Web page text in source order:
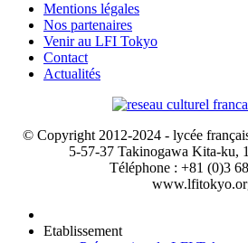
Mentions légales
Nos partenaires
Venir au LFI Tokyo
Contact
Actualités
© Copyright 2012-2024 - lycée
5-57-37 Takinogawa Kita-ku,
Téléphone : +81 (0)3
Etablissement